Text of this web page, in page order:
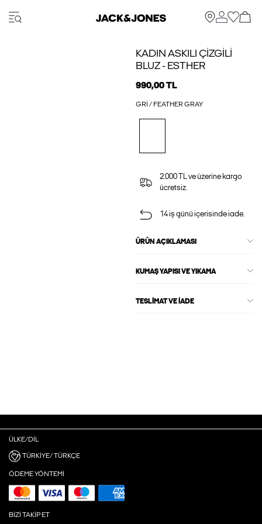
KADIN ASKILI ÇIZGILI
BLUZ - ESTHER
990,00 TL
GRI / FEATHER GRAY
2.000 TL ve üzerine kargo
ücretsiz.
14 iş günü içerisinde iade.
ÜRÜN AÇIKLAMASI
KUMAŞ YAPISI VE YIKAMA
TESLIMAT VE İADE
ÜLKE/DIL
TÜRKIYE/ TÜRKÇE
ÖDEME YÖNTEMI
BIZI TAKIP ET